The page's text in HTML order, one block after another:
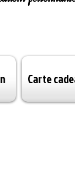
Carte